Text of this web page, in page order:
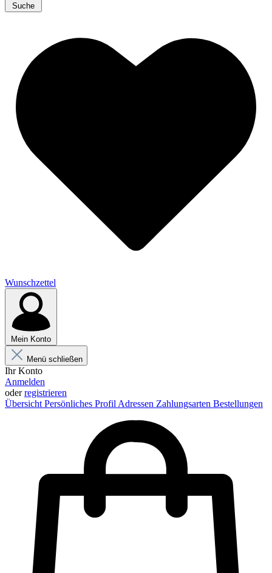
Suche
Wunschzettel
Mein Konto
Menü schließen
Ihr Konto
Anmelden
oderregistrieren
Übersicht Persönliches Profil Adressen Zahlungsarten Bestellungen